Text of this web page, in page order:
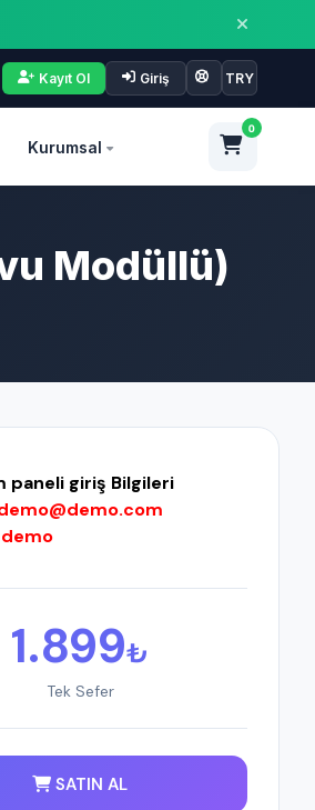
Kayıt Ol Giriş TRY
Kurumsal
0
Modüllü)
paneli giriş Bilgileri
demo
1.899₺
Tek Sefer
SATIN AL